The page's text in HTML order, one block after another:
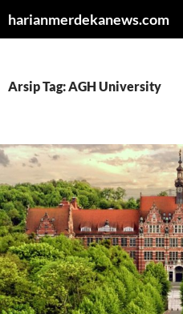
harianmerdekanews.com
Arsip Tag: AGH University